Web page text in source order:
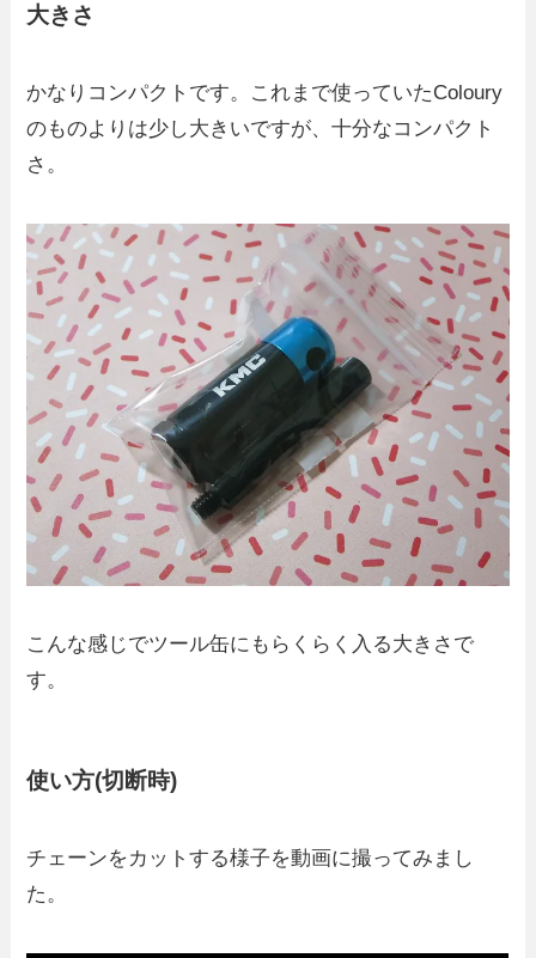
大きさ
かなりコンパクトです。これまで使っていたColoury
のものよりは少し大きいですが、十分なコンパクト
さ。
こんな感じでツール缶にもらくらく入る大きさで
す。
使い方(切断時)
チェーンをカットする様子を動画に撮ってみまし
た。